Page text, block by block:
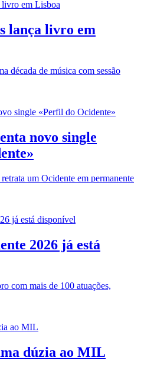
lança livro em
década de música com sessão
novo single
um Ocidente em permanente
2026 já está
com mais de 100 atuações,
dúzia ao MIL